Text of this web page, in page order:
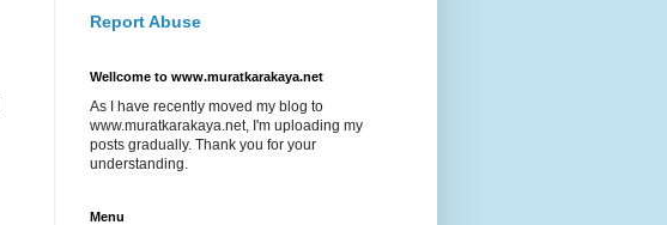
Report Abuse
Wellcome to www.muratkarakaya.net
As I have recently moved my blog to
www.muratkarakaya.net, I'm uploading my
posts gradually. Thank you for your
understanding.
Menu